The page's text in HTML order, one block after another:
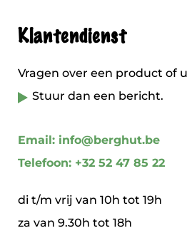
Klantendienst
Vragen over een product of
Stuur dan een bericht.
Email: info@berghut.be
Telefoon: +32 52 47 85 22
di t/m vrij van 10h tot 19h
za van 9.30h tot 18h